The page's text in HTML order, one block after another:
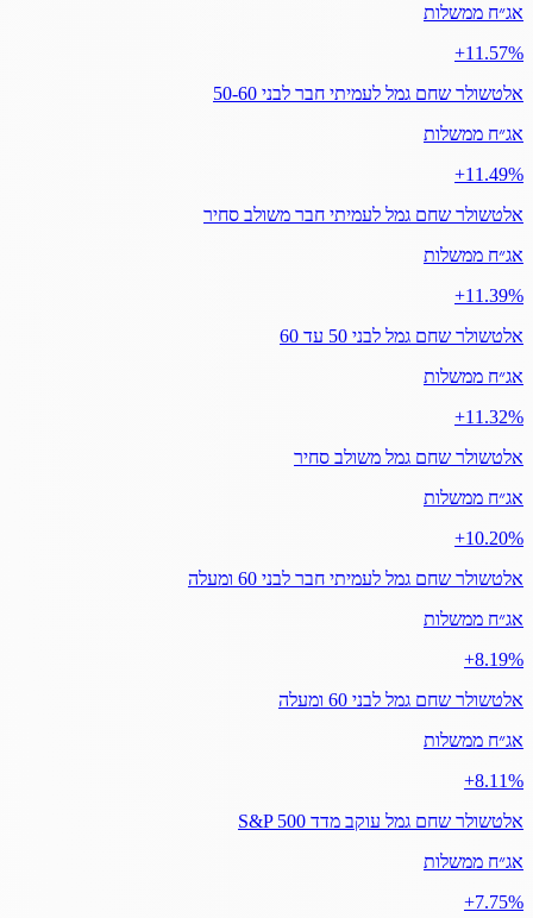
אג״ח ממשלות
‎+11.57%
אלטשולר שחם גמל לעמיתי חבר לבני 50-60
אג״ח ממשלות
‎+11.49%
אלטשולר שחם גמל לעמיתי חבר משולב סחיר
אג״ח ממשלות
‎+11.39%
אלטשולר שחם גמל לבני 50 עד 60
אג״ח ממשלות
‎+11.32%
אלטשולר שחם גמל משולב סחיר
אג״ח ממשלות
‎+10.20%
אלטשולר שחם גמל לעמיתי חבר לבני 60 ומעלה
אג״ח ממשלות
‎+8.19%
אלטשולר שחם גמל לבני 60 ומעלה
אג״ח ממשלות
‎+8.11%
אלטשולר שחם גמל עוקב מדד S&P 500
אג״ח ממשלות
‎+7.75%